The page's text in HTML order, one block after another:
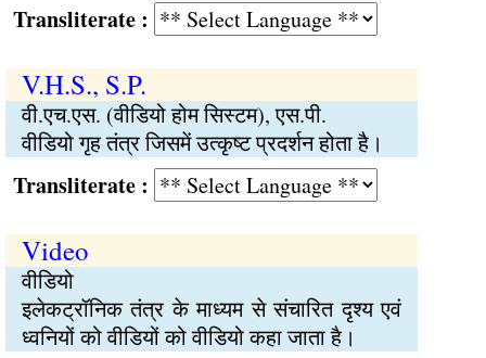
:
V.H.S., S.P.
वी.एच.एस. (वीडियो होम सिस्टम), एस.पी.
वीडियो गृह तंत्र जिसमें उत्कृष्ट प्रदर्शन होता है।
:
Video
वीडियो
इलेकट्रॉनिक तंत्र के माध्यम से संचारित दृश्य एवं
ध्वनियों को वीडियों को वीडियो कहा जाता है।